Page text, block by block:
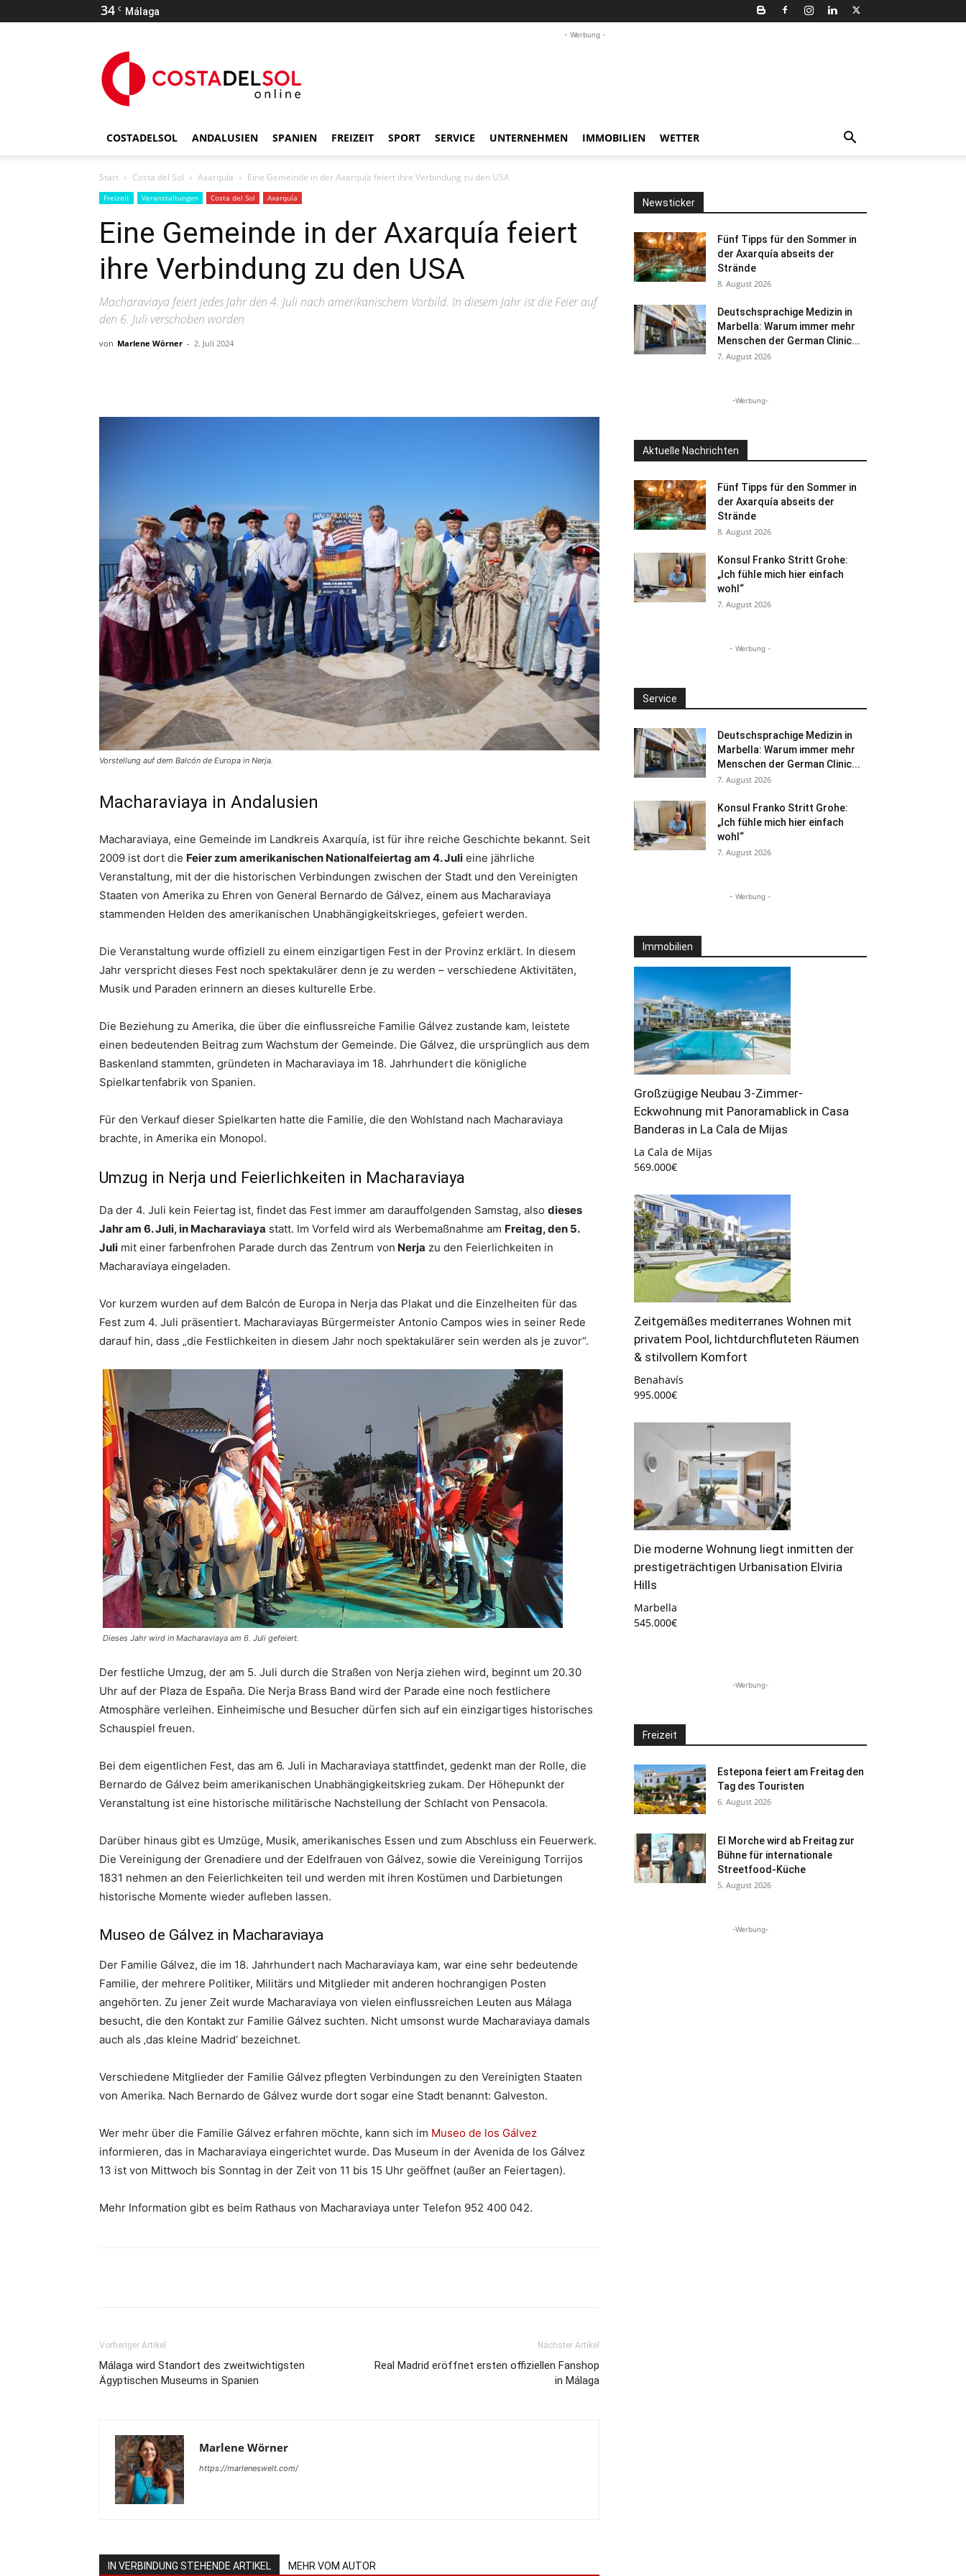
34 C Málaga
- Werbung -
COSTADELSOL ANDALUSIEN SPANIEN FREIZEIT SPORT SERVICE UNTERNEHMEN IMMOBILIEN WETTER
Start Costa del Sol Axarquía Eine Gemeinde in der Axarquía feiert ihre Verbindung zu den USA
Freizeit Veranstaltungen Costa del Sol Axarquía
Eine Gemeinde in der Axarquía feiert
ihre Verbindung zu den USA
Macharaviaya feiert jedes Jahr den 4. Juli nach amerikanischem Vorbild. In diesem Jahr ist die Feier auf
den 6. Juli verschoben worden
von Marlene Wörner - 2. Juli 2024
Vorstellung auf dem Balcón de Europa in Nerja.
Macharaviaya in Andalusien
Macharaviaya, eine Gemeinde im Landkreis Axarquía, ist für ihre reiche Geschichte bekannt. Seit
2009 ist dort die Feier zum amerikanischen Nationalfeiertag am 4. Juli eine jährliche
Veranstaltung, mit der die historischen Verbindungen zwischen der Stadt und den Vereinigten
Staaten von Amerika zu Ehren von General Bernardo de Gálvez, einem aus Macharaviaya
stammenden Helden des amerikanischen Unabhängigkeitskrieges, gefeiert werden.
Die Veranstaltung wurde offiziell zu einem einzigartigen Fest in der Provinz erklärt. In diesem
Jahr verspricht dieses Fest noch spektakulärer denn je zu werden – verschiedene Aktivitäten,
Musik und Paraden erinnern an dieses kulturelle Erbe.
Die Beziehung zu Amerika, die über die einflussreiche Familie Gálvez zustande kam, leistete
einen bedeutenden Beitrag zum Wachstum der Gemeinde. Die Gálvez, die ursprünglich aus dem
Baskenland stammten, gründeten in Macharaviaya im 18. Jahrhundert die königliche
Spielkartenfabrik von Spanien.
Für den Verkauf dieser Spielkarten hatte die Familie, die den Wohlstand nach Macharaviaya
brachte, in Amerika ein Monopol.
Umzug in Nerja und Feierlichkeiten in Macharaviaya
Da der 4. Juli kein Feiertag ist, findet das Fest immer am darauffolgenden Samstag, also dieses
Jahr am 6. Juli, in Macharaviaya statt. Im Vorfeld wird als Werbemaßnahme am Freitag, den 5.
Juli mit einer farbenfrohen Parade durch das Zentrum von Nerja zu den Feierlichkeiten in
Macharaviaya eingeladen.
Vor kurzem wurden auf dem Balcón de Europa in Nerja das Plakat und die Einzelheiten für das
Fest zum 4. Juli präsentiert. Macharaviayas Bürgermeister Antonio Campos wies in seiner Rede
darauf hin, dass „die Festlichkeiten in diesem Jahr noch spektakulärer sein werden als je zuvor“.
Dieses Jahr wird in Macharaviaya am 6. Juli gefeiert.
Der festliche Umzug, der am 5. Juli durch die Straßen von Nerja ziehen wird, beginnt um 20.30
Uhr auf der Plaza de España. Die Nerja Brass Band wird der Parade eine noch festlichere
Atmosphäre verleihen. Einheimische und Besucher dürfen sich auf ein einzigartiges historisches
Schauspiel freuen.
Bei dem eigentlichen Fest, das am 6. Juli in Macharaviaya stattfindet, gedenkt man der Rolle, die
Bernardo de Gálvez beim amerikanischen Unabhängigkeitskrieg zukam. Der Höhepunkt der
Veranstaltung ist eine historische militärische Nachstellung der Schlacht von Pensacola.
Darüber hinaus gibt es Umzüge, Musik, amerikanisches Essen und zum Abschluss ein Feuerwerk.
Die Vereinigung der Grenadiere und der Edelfrauen von Gálvez, sowie die Vereinigung Torrijos
1831 nehmen an den Feierlichkeiten teil und werden mit ihren Kostümen und Darbietungen
historische Momente wieder aufleben lassen.
Museo de Gálvez in Macharaviaya
Der Familie Gálvez, die im 18. Jahrhundert nach Macharaviaya kam, war eine sehr bedeutende
Familie, der mehrere Politiker, Militärs und Mitglieder mit anderen hochrangigen Posten
angehörten. Zu jener Zeit wurde Macharaviaya von vielen einflussreichen Leuten aus Málaga
besucht, die den Kontakt zur Familie Gálvez suchten. Nicht umsonst wurde Macharaviaya damals
auch als ‚das kleine Madrid‘ bezeichnet.
Verschiedene Mitglieder der Familie Gálvez pflegten Verbindungen zu den Vereinigten Staaten
von Amerika. Nach Bernardo de Gálvez wurde dort sogar eine Stadt benannt: Galveston.
Wer mehr über die Familie Gálvez erfahren möchte, kann sich im Museo de los Gálvez
informieren, das in Macharaviaya eingerichtet wurde. Das Museum in der Avenida de los Gálvez
13 ist von Mittwoch bis Sonntag in der Zeit von 11 bis 15 Uhr geöffnet (außer an Feiertagen).
Mehr Information gibt es beim Rathaus von Macharaviaya unter Telefon 952 400 042.
Vorheriger Artikel
Málaga wird Standort des zweitwichtigsten
Ägyptischen Museums in Spanien
Nächster Artikel
Real Madrid eröffnet ersten offiziellen Fanshop
in Málaga
Marlene Wörner
https://marleneswelt.com/
IN VERBINDUNG STEHENDE ARTIKEL MEHR VOM AUTOR
Newsticker
Fünf Tipps für den Sommer in
der Axarquía abseits der
Strände
8. August 2026
Deutschsprachige Medizin in
Marbella: Warum immer mehr
Menschen der German Clinic...
7. August 2026
-Werbung-
Aktuelle Nachrichten
Fünf Tipps für den Sommer in
der Axarquía abseits der
Strände
8. August 2026
Konsul Franko Stritt Grohe:
„Ich fühle mich hier einfach
wohl“
7. August 2026
- Werbung -
Service
Deutschsprachige Medizin in
Marbella: Warum immer mehr
Menschen der German Clinic...
7. August 2026
Konsul Franko Stritt Grohe:
„Ich fühle mich hier einfach
wohl“
7. August 2026
- Werbung -
Immobilien
Großzügige Neubau 3-Zimmer-
Eckwohnung mit Panoramablick in Casa
Banderas in La Cala de Mijas
La Cala de Mijas
569.000€
Zeitgemäßes mediterranes Wohnen mit
privatem Pool, lichtdurchfluteten Räumen
& stilvollem Komfort
Benahavís
995.000€
Die moderne Wohnung liegt inmitten der
prestigeträchtigen Urbanisation Elviria
Hills
Marbella
545.000€
-Werbung-
Freizeit
Estepona feiert am Freitag den
Tag des Touristen
6. August 2026
El Morche wird ab Freitag zur
Bühne für internationale
Streetfood-Küche
5. August 2026
-Werbung-